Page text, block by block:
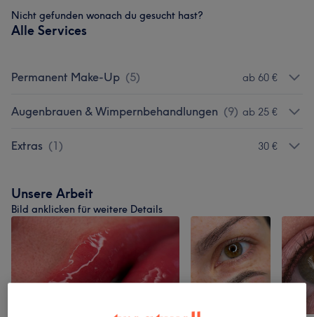
Nicht gefunden wonach du gesucht hast?
Alle Services
Permanent Make-Up (5) ab 60 €
Augenbrauen & Wimpernbehandlungen (9) ab 25 €
Extras (1) 30 €
Unsere Arbeit
Bild anklicken für weitere Details